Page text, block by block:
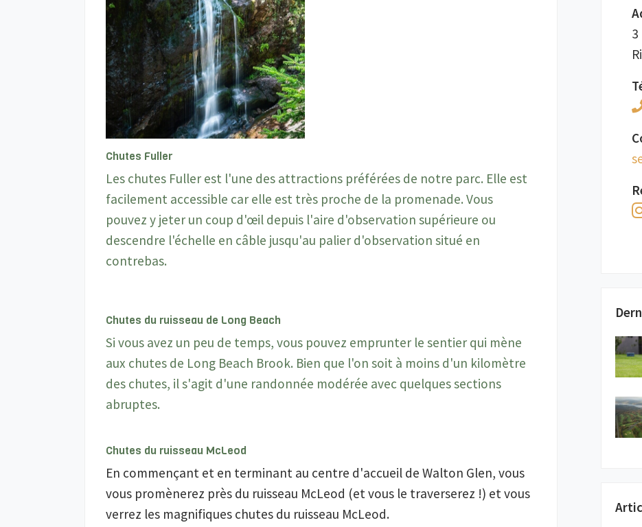
Chutes Fuller
Les chutes Fuller est l'une des attractions préférées de notre parc. Elle est
facilement accessible car elle est très proche de la promenade. Vous
pouvez y jeter un coup d'œil depuis l'aire d'observation supérieure ou
descendre l'échelle en câble jusqu'au palier d'observation situé en
contrebas.
Chutes du ruisseau de Long Beach
Si vous avez un peu de temps, vous pouvez emprunter le sentier qui mène
aux chutes de Long Beach Brook. Bien que l'on soit à moins d'un kilomètre
des chutes, il s'agit d'une randonnée modérée avec quelques sections
abruptes.
Chutes du ruisseau McLeod
En commençant et en terminant au centre d'accueil de Walton Glen, vous
vous promènerez près du ruisseau McLeod (et vous le traverserez !) et vous
verrez les magnifiques chutes du ruisseau McLeod.
3